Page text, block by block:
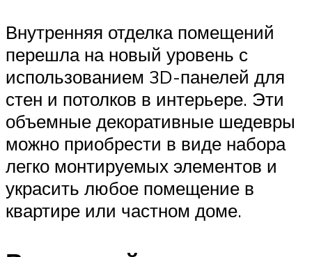
Внутренняя отделка помещений
перешла на новый уровень с
использованием 3D-панелей для
стен и потолков в интерьере. Эти
объемные декоративные шедевры
можно приобрести в виде набора
легко монтируемых элементов и
украсить любое помещение в
квартире или частном доме.